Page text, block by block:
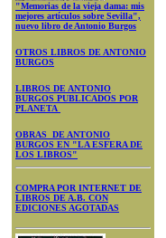
"Memorias de la vieja dama: mis
mejores artículos sobre Sevilla",
nuevo libro de Antonio Burgos
OTROS LIBROS DE ANTONIO
BURGOS
LIBROS DE ANTONIO
BURGOS PUBLICADOS POR
PLANETA
OBRAS DE ANTONIO
BURGOS EN "LA ESFERA DE
LOS LIBROS"
COMPRA POR INTERNET DE
LIBROS DE A.B. CON
EDICIONES AGOTADAS